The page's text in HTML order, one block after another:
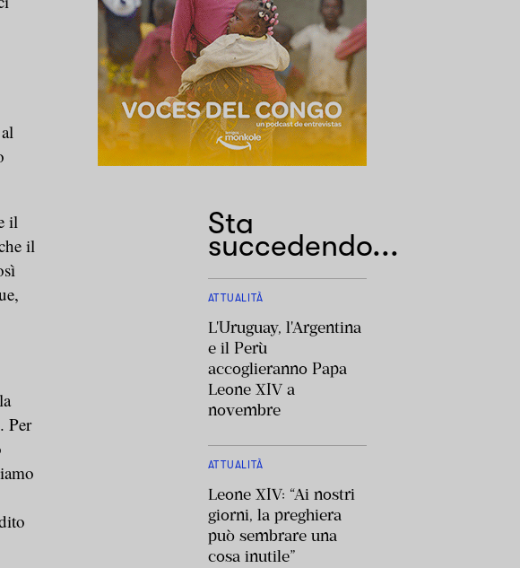
il
il
Per
Sta
succedendo...
ATTUALITÀ
L'Uruguay, l'Argentina
e il Perù
accoglieranno Papa
Leone XIV a
novembre
ATTUALITÀ
Leone XIV: “Ai nostri
giorni, la preghiera
può sembrare una
cosa inutile”